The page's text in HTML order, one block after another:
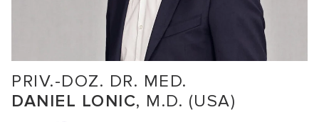
PRIV.-DOZ. DR. MED.
DANIEL LONIC, M.D. (USA)